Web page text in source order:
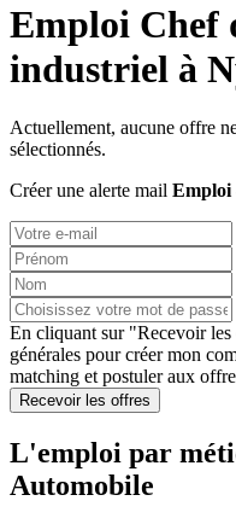
Emploi Chef
industriel à
Actuellement, aucune offre
sélectionnés.
Créer une alerte mail Emploi
En cliquant sur "Recevoir
générales pour créer mon
matching et postuler aux
Recevoir les offres
L'emploi par
Automobile